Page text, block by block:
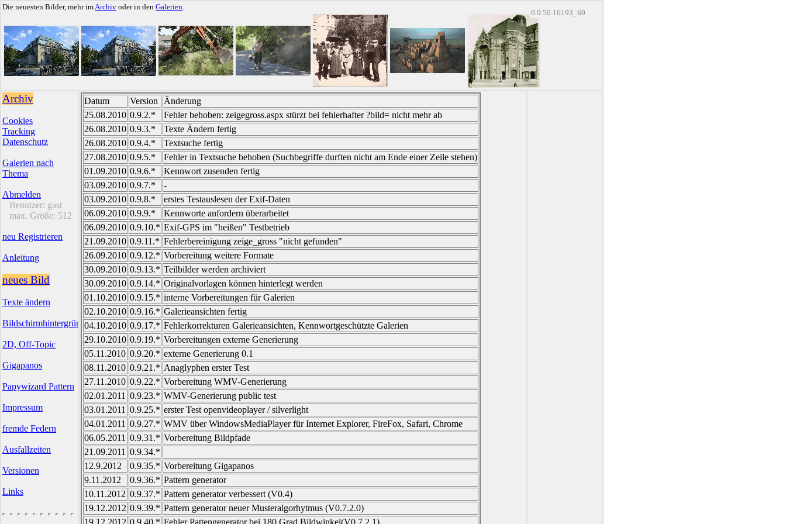
Die neuesten Bilder, mehr imArchiv oder in den Galerien.
0.9.50.16193_69
Archiv
Cookies
Tracking
Datenschutz
Galerien nach
Thema
Abmelden
Benutzer: gast
max. Größe: 512
neu Registrieren
Anleitung
neues Bild
Texte ändern
Bildschirmhintergründe
2D, Off-Topic
Gigapanos
Papywizard Pattern
Impressum
fremde Federn
Ausfallzeiten
Versionen
Links
Datum Version
Änderung
25.08.2010 0.9.2.*
Fehler behoben: zeigegross.aspx stürzt bei fehlerhafter ?bild= nicht mehr ab
26.08.2010 0.9.3.*
Texte Ändern fertig
26.08.2010 0.9.4.*
Textsuche fertig
27.08.2010 0.9.5.*
Fehler in Textsuche behoben (Suchbegriffe durften nicht am Ende einer Zeile stehen)
01.09.2010 0.9.6.*
Kennwort zusenden fertig
03.09.2010 0.9.7.*
-
03.09.2010 0.9.8.*
erstes Testauslesen der Exif-Daten
06.09.2010 0.9.9.*
Kennworte anfordern überarbeitet
06.09.2010 0.9.10.* Exif-GPS im "heißen" Testbetrieb
21.09.2010 0.9.11.* Fehlerbereinigung zeige_gross "nicht gefunden"
26.09.2010 0.9.12.* Vorbereitung weitere Formate
30.09.2010 0.9.13.* Teilbilder werden archiviert
30.09.2010 0.9.14.* Originalvorlagen können hinterlegt werden
01.10.2010 0.9.15.* interne Vorbereitungen für Galerien
02.10.2010 0.9.16.* Galerieansichten fertig
04.10.2010 0.9.17.* Fehlerkorrekturen Galerieansichten, Kennwortgeschützte Galerien
29.10.2010 0.9.19.* Vorbereitungen externe Generierung
05.11.2010 0.9.20.* externe Generierung 0.1
08.11.2010 0.9.21.* Anaglyphen erster Test
27.11.2010 0.9.22.* Vorbereitung WMV-Generierung
02.01.2011 0.9.23.* WMV-Generierung public test
03.01.2011 0.9.25.* erster Test openvideoplayer / silverlight
04.01.2011 0.9.27.* WMV über WindowsMediaPlayer für Internet Explorer, FireFox, Safari, Chrome
06.05.2011 0.9.31.* Vorbereitung Bildpfade
21.09.2011 0.9.34.*
12.9.2012
0.9.35.* Vorbereitung Gigapanos
9.11.2012
0.9.36.* Pattern generator
10.11.2012 0.9.37.* Pattern generator verbessert (V0.4)
19.12.2012 0.9.39.* Pattern generator neuer Musteralgorhytmus (V0.7.2.0)
19.12.2012 0.9.40.* Fehler Pattengenerator bei 180 Grad Bildwinkel(V0.7.2.1)